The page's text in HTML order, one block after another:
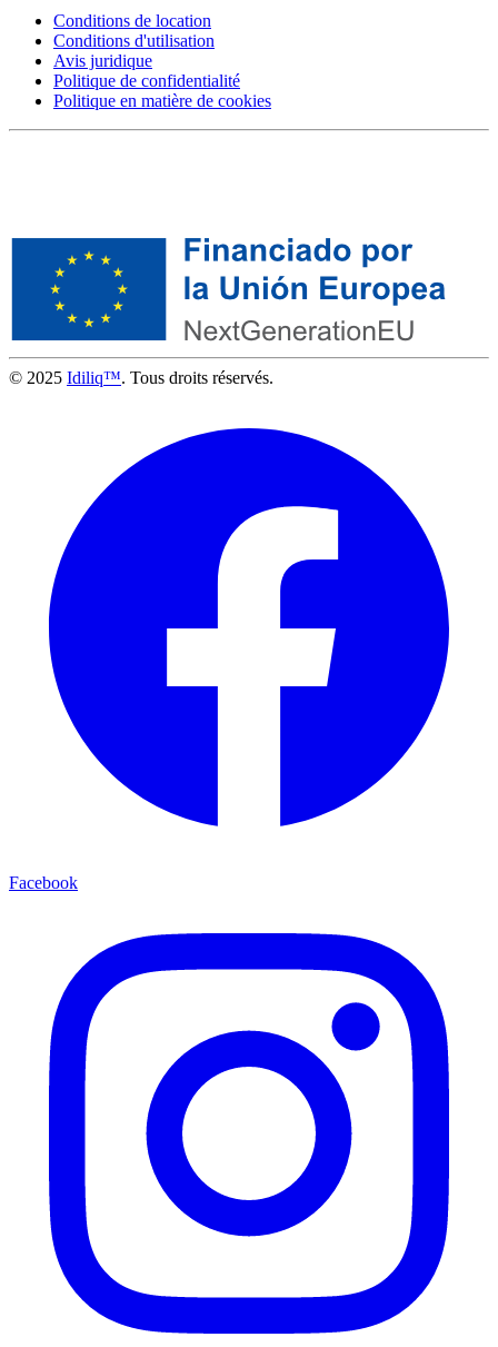
Conditions de location
Conditions d'utilisation
Avis juridique
Politique de confidentialité
Politique en matière de cookies
© 2025 Idiliq™. Tous droits réservés.
Facebook